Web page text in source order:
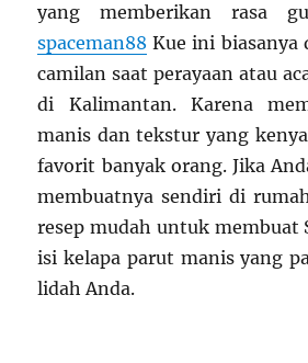
yang memberikan rasa
spaceman88 Kue ini biasanya
camilan saat perayaan atau
di Kalimantan. Karena
manis dan tekstur yang
favorit banyak orang. Jika
membuatnya sendiri di
resep mudah untuk membuat
isi kelapa parut manis yang
lidah Anda.